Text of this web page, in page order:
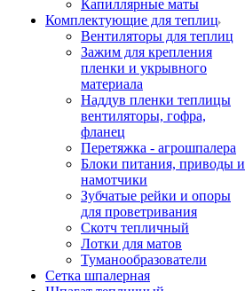
Капиллярные маты
Комплектующие для теплиц
Вентиляторы для теплиц
Зажим для крепления
пленки и укрывного
материала
Наддув пленки теплицы
вентиляторы, гофра,
фланец
Перетяжка - агрошпалера
Блоки питания, приводы и
намотчики
Зубчатые рейки и опоры
для проветривания
Скотч тепличный
Лотки для матов
Туманообразователи
Сетка шпалерная